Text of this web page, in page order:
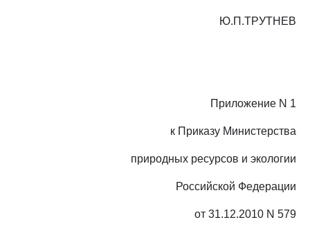
Ю.П.ТРУТНЕВ
Приложение N 1
к Приказу Министерства
природных ресурсов и экологии
Российской Федерации
от 31.12.2010 N 579